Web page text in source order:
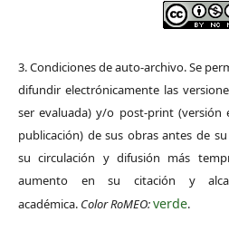
3. Condiciones de auto-archivo. Se
difundir electrónicamente las
ser evaluada) y/o post-print (versión
publicación) de sus obras antes de
su circulación y difusión más
aumento en su citación y
académica. Color RoMEO:verde.